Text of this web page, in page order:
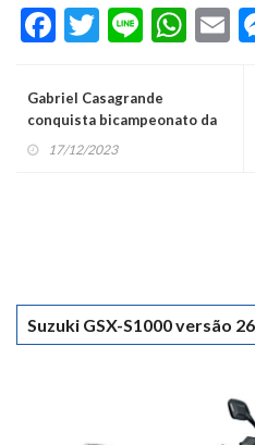
Facebook
Twitter
Line
Gabriel Casagrande
conquista bicampeonato da
Stock Car
17/12/2023
Suzuki GSX-S1000 versão